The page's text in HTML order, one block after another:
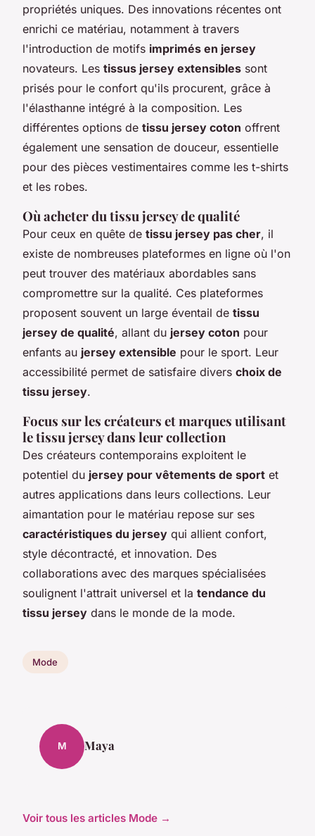
propriétés uniques. Des innovations récentes ont
enrichi ce matériau, notamment à travers
l'introduction de motifs imprimés en jersey
novateurs. Les tissus jersey extensibles sont
prisés pour le confort qu'ils procurent, grâce à
l'élasthanne intégré à la composition. Les
différentes options de tissu jersey coton offrent
également une sensation de douceur, essentielle
pour des pièces vestimentaires comme les t-shirts
et les robes.
Où acheter du tissu jersey de qualité
Pour ceux en quête de tissu jersey pas cher, il
existe de nombreuses plateformes en ligne où l'on
peut trouver des matériaux abordables sans
compromettre sur la qualité. Ces plateformes
proposent souvent un large éventail de tissu
jersey de qualité, allant du jersey coton pour
enfants au jersey extensible pour le sport. Leur
accessibilité permet de satisfaire divers choix de
tissu jersey.
Focus sur les créateurs et marques utilisant
le tissu jersey dans leur collection
Des créateurs contemporains exploitent le
potentiel du jersey pour vêtements de sport et
autres applications dans leurs collections. Leur
aimantation pour le matériau repose sur ses
caractéristiques du jersey qui allient confort,
style décontracté, et innovation. Des
collaborations avec des marques spécialisées
soulignent l'attrait universel et la tendance du
tissu jersey dans le monde de la mode.
Mode
M Maya
Voir tous les articles Mode →